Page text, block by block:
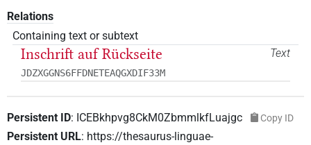
Relations
Containing text or subtext
Text
Inschrift auf Rückseite
JDZXGGNS6FFDNETEAQGXDIF33M
Persistent ID: ICEBkhpvg8CkM0ZbmmlkfLuajgc Copy ID
Persistent URL: https://thesaurus-linguae-